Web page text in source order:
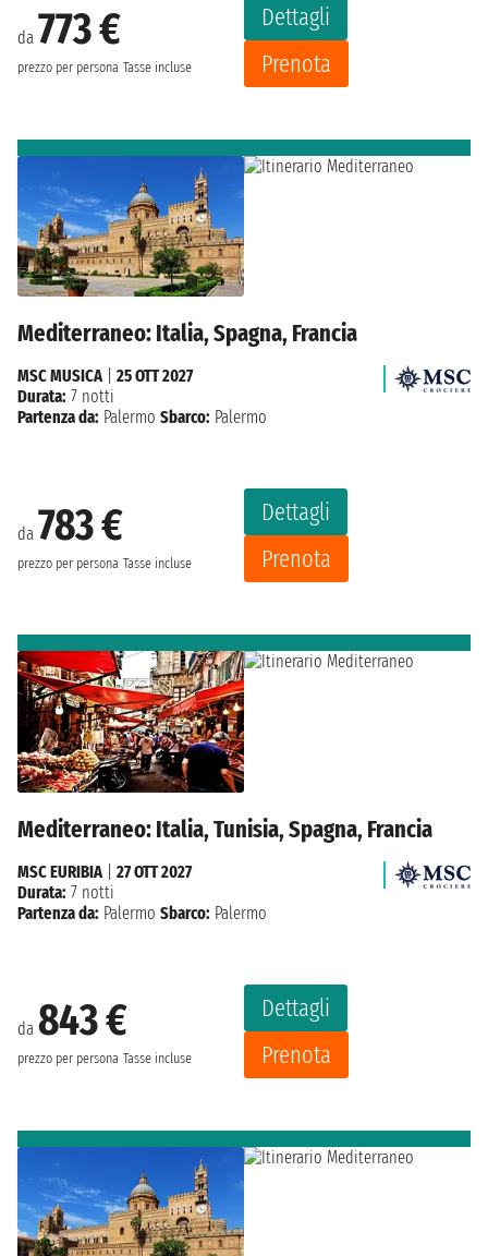
da 773 €
prezzo per persona Tasse incluse
Dettagli
Prenota
Mediterraneo: Italia, Spagna, Francia
da 783 €
prezzo per persona Tasse incluse
Dettagli
Prenota
MSC MUSICA| 25 OTT 2027
Durata: 7 notti
Partenza da: Palermo Sbarco: Palermo
Mediterraneo: Italia, Tunisia, Spagna, Francia
da 843 €
prezzo per persona Tasse incluse
Dettagli
Prenota
MSC EURIBIA| 27 OTT 2027
Durata: 7 notti
Partenza da: Palermo Sbarco: Palermo